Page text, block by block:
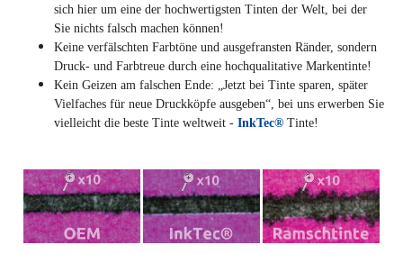
sich hier um eine der hochwertigsten Tinten der Welt, bei der
Sie nichts falsch machen können!
Keine verfälschten Farbtöne und ausgefransten Ränder, sondern
Druck- und Farbtreue durch eine hochqualitative Markentinte!
Kein Geizen am falschen Ende: „Jetzt bei Tinte sparen, später
Vielfaches für neue Druckköpfe ausgeben“, bei uns erwerben Sie
vielleicht die beste Tinte weltweit - InkTec® Tinte!